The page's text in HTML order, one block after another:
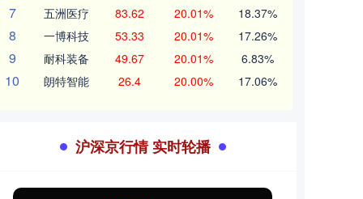
7 五洲医疗 83.62 20.01% 18.37%
8 一博科技 53.33 20.01% 17.26%
9 耐科装备 49.67 20.01% 6.83%
10 朗特智能 26.4 20.00% 17.06%
沪深京行情 实时轮播